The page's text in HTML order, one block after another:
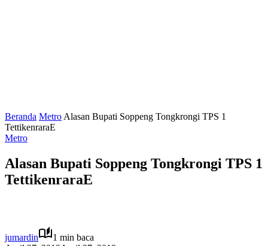
Beranda Metro Alasan Bupati Soppeng Tongkrongi TPS 1
TettikenraraE
Metro
Alasan Bupati Soppeng Tongkrongi TPS 1
TettikenraraE
jumardin
1 min baca